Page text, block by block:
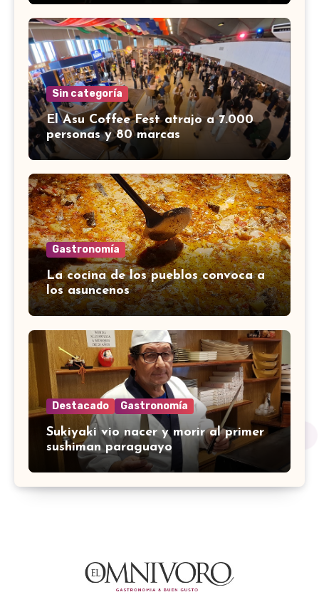
Sin categoría
El Asu Coffee Fest atrajo a 7.000
personas y 80 marcas
Gastronomía
La cocina de los pueblos convoca a
los asuncenos
Destacado Gastronomía
Sukiyaki vio nacer y morir al primer
sushiman paraguayo